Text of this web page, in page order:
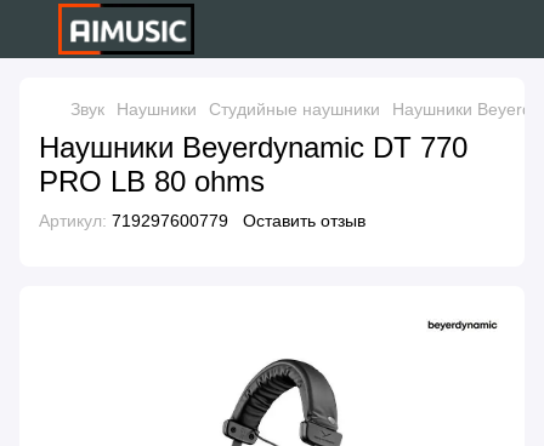
Звук Наушники Студийные наушники Наушники
Наушники Beyerdynamic DT 770
PRO LB 80 ohms
Артикул: 719297600779 Оставить отзыв